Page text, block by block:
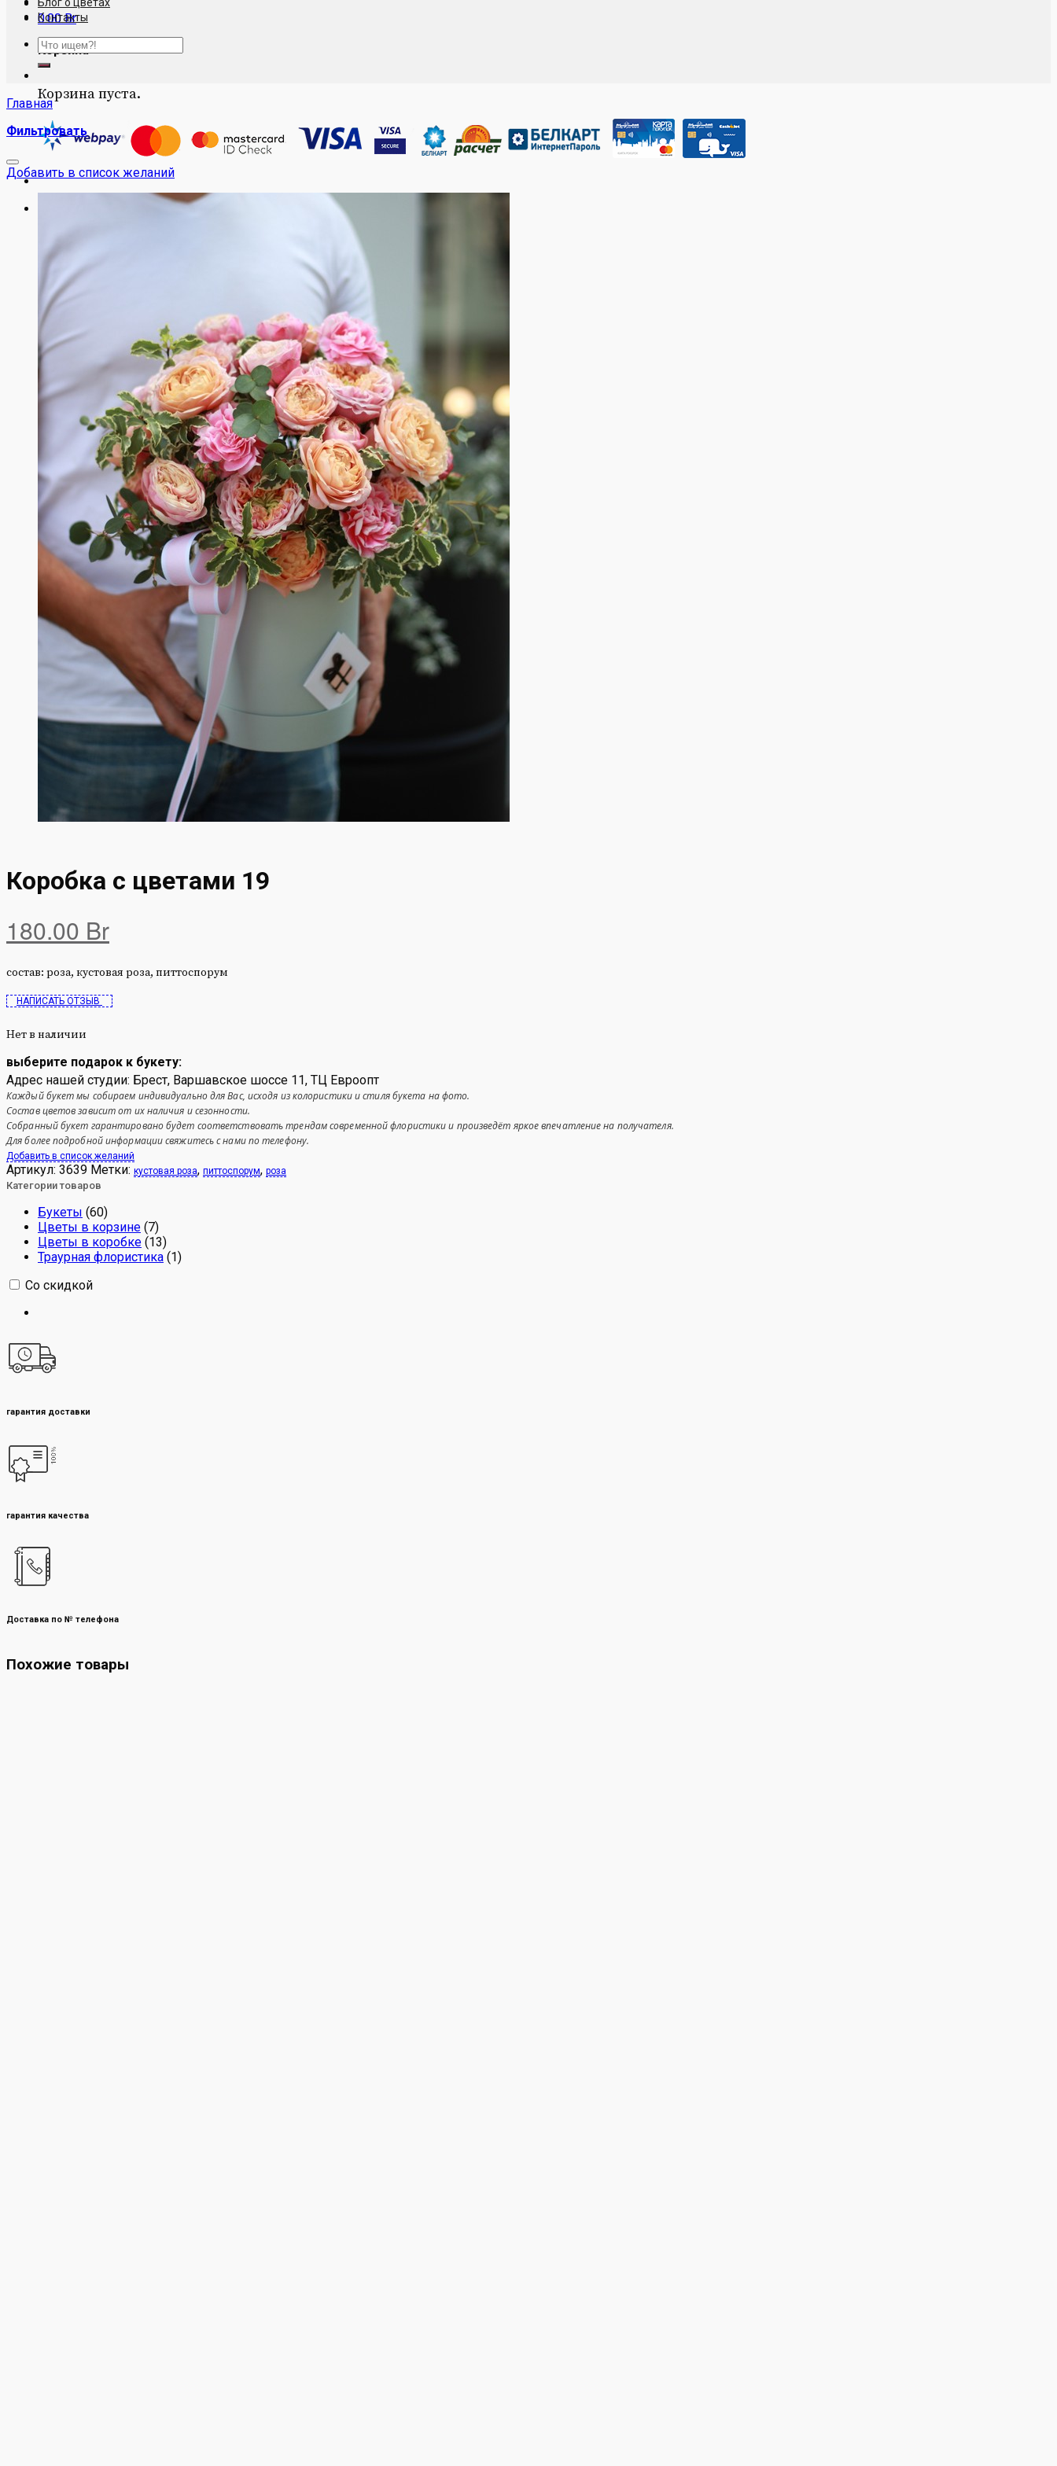
0.00Br
Корзина
Корзина пуста.
Контакты
Искать:
Главная
Фильтровать
Добавить в список желаний
Коробка с цветами 19
180.00 Br
состав: роза, кустовая роза, питтоспорум
НАПИСАТЬ ОТЗЫВ
Нет в наличии
выберите подарок к букету:
Адрес нашей студии: Брест, Варшавское шоссе 11, ТЦ Евроопт
Каждый букет мы собираем индивидуально для Вас, исходя из колористики и стиля букета на фото.
Состав цветов зависит от их наличия и сезонности.
Собранный букет гарантировано будет соответствовать трендам современной флористики и произведёт яркое впечатление на получателя.
Для более подробной информации свяжитесь с нами по телефону.
Добавить в список желаний
Артикул: 3639 Метки: кустовая роза, питтоспорум, роза
Категории товаров
Букеты (60)
Цветы в корзине (7)
Цветы в коробке (13)
Траурная флористика (1)
Со скидкой
гарантия доставки
гарантия качества
Доставка по № телефона
Похожие товары